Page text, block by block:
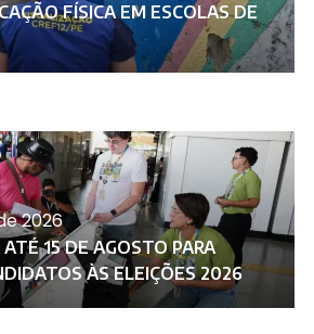
FÍSICA EM ESCOLAS DE
2026
15 DE AGOSTO PARA
ÀS ELEIÇÕES 2026